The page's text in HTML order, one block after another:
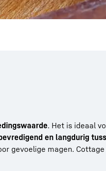
. Het is ideaal
en langdurig
gevoelige magen.